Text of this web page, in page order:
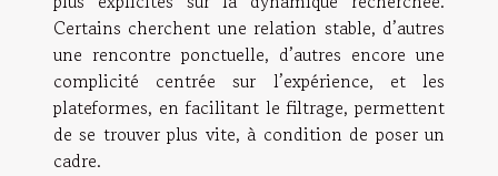
Certains cherchent une relation stable, d’autres
une rencontre ponctuelle, d’autres encore une
complicité centrée sur l’expérience, et les
plateformes, en facilitant le filtrage, permettent
de se trouver plus vite, à condition de poser un
cadre.